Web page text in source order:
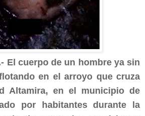
El cuerpo de un hombre ya sin
en el arroyo que cruza
Altamira, en el municipio de
por habitantes durante la